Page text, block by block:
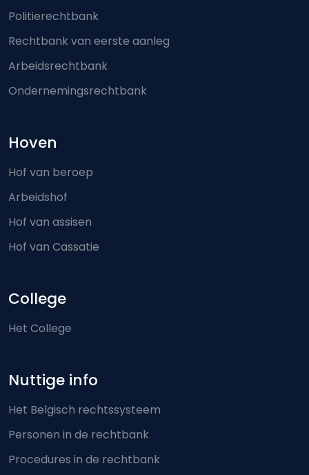
Politierechtbank
Rechtbank van eerste aanleg
Arbeidsrechtbank
Ondernemingsrechtbank
Hoven
Hof van beroep
Arbeidshof
Hof van assisen
Hof van Cassatie
College
Het College
Nuttige info
Het Belgisch rechtssysteem
Personen in de rechtbank
Procedures in de rechtbank